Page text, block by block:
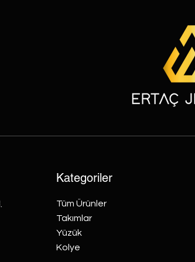
Kategoriler
Tüm Ürünler
Takımlar
Yüzük
Kolye